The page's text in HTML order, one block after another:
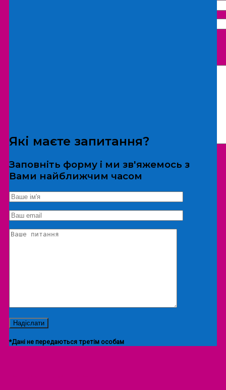
*Дані не передаються третім особам
Екскурсія/локація
Які маєте запитання?
Заповніть форму і ми зв'яжемось з
Вами найближчим часом
*Дані не передаються третім особам